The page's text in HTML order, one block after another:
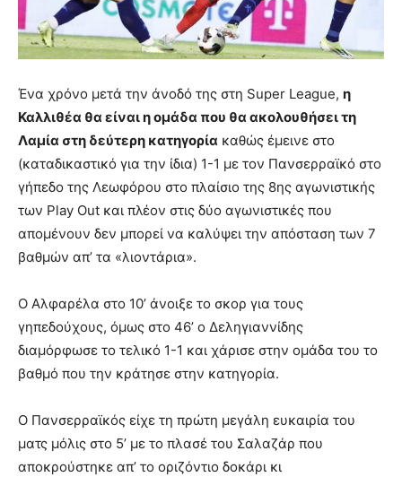
Ένα χρόνο μετά την άνοδό της στη Super League, η
Καλλιθέα θα είναι η ομάδα που θα ακολουθήσει τη
Λαμία στη δεύτερη κατηγορία καθώς έμεινε στο
(καταδικαστικό για την ίδια) 1-1 με τον Πανσερραϊκό στο
γήπεδο της Λεωφόρου στο πλαίσιο της 8ης αγωνιστικής
των Play Out και πλέον στις δύο αγωνιστικές που
απομένουν δεν μπορεί να καλύψει την απόσταση των 7
βαθμών απ’ τα «λιοντάρια».
Ο Αλφαρέλα στο 10’ άνοιξε το σκορ για τους
γηπεδούχους, όμως στο 46’ ο Δεληγιαννίδης
διαμόρφωσε το τελικό 1-1 και χάρισε στην ομάδα του το
βαθμό που την κράτησε στην κατηγορία.
Ο Πανσερραϊκός είχε τη πρώτη μεγάλη ευκαιρία του
ματς μόλις στο 5’ με το πλασέ του Σαλαζάρ που
αποκρούστηκε απ’ το οριζόντιο δοκάρι κι